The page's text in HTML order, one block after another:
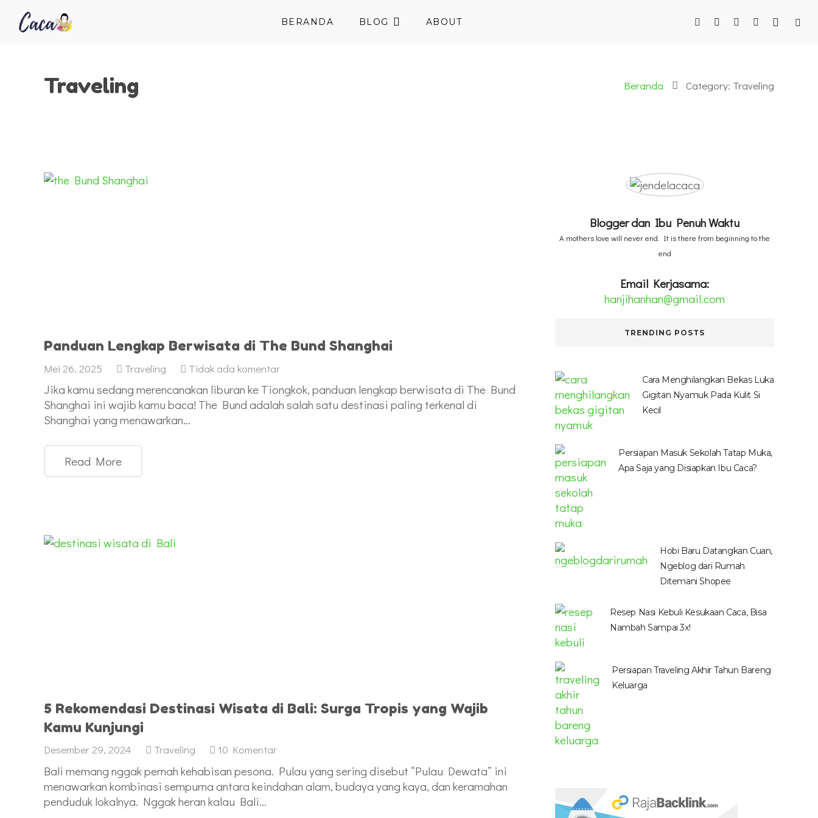
BERANDA BLOG ABOUT
Traveling Beranda Category: Traveling
Panduan Lengkap Berwisata di The Bund Shanghai
Mei 26, 2025 Traveling Tidak ada komentar
Jika kamu sedang merencanakan liburan ke Tiongkok, panduan lengkap berwisata di The Bund
Shanghai ini wajib kamu baca! The Bund adalah salah satu destinasi paling terkenal di
Shanghai yang menawarkan…
Read More
5 Rekomendasi Destinasi Wisata di Bali: Surga Tropis yang Wajib
Kamu Kunjungi
Desember 29, 2024 Traveling 10 Komentar
Bali memang nggak pernah kehabisan pesona. Pulau yang sering disebut “Pulau Dewata” ini
menawarkan kombinasi sempurna antara keindahan alam, budaya yang kaya, dan keramahan
penduduk lokalnya. Nggak heran kalau Bali…
Blogger dan Ibu Penuh Waktu
A mothers love will never end. It is there from beginning to the
end
Email Kerjasama:
hanjihanhan@gmail.com
TRENDING POSTS
Cara Menghilangkan Bekas Luka
Gigitan Nyamuk Pada Kulit Si
Kecil
Persiapan Masuk Sekolah Tatap Muka,
Apa Saja yang Disiapkan Ibu Caca?
Hobi Baru Datangkan Cuan,
Ngeblog dari Rumah
Ditemani Shopee
Resep Nasi Kebuli Kesukaan Caca, Bisa
Nambah Sampai 3x!
Persiapan Traveling Akhir Tahun Bareng
Keluarga